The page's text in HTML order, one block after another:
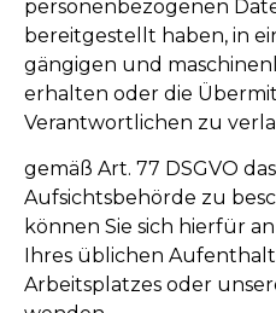
personenbezogenen
bereitgestellt haben, in
gängigen und
erhalten oder die
Verantwortlichen zu
gemäß Art. 77 DSGVO
Aufsichtsbehörde zu
können Sie sich hierfür
Ihres üblichen
Arbeitsplatzes oder